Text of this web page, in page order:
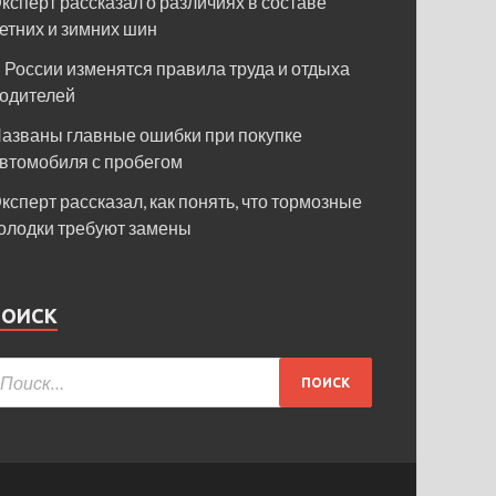
и зимних шин
России изменятся правила труда и отдыха
главные ошибки при покупке
с пробегом
рассказал, как понять, что тормозные
требуют замены